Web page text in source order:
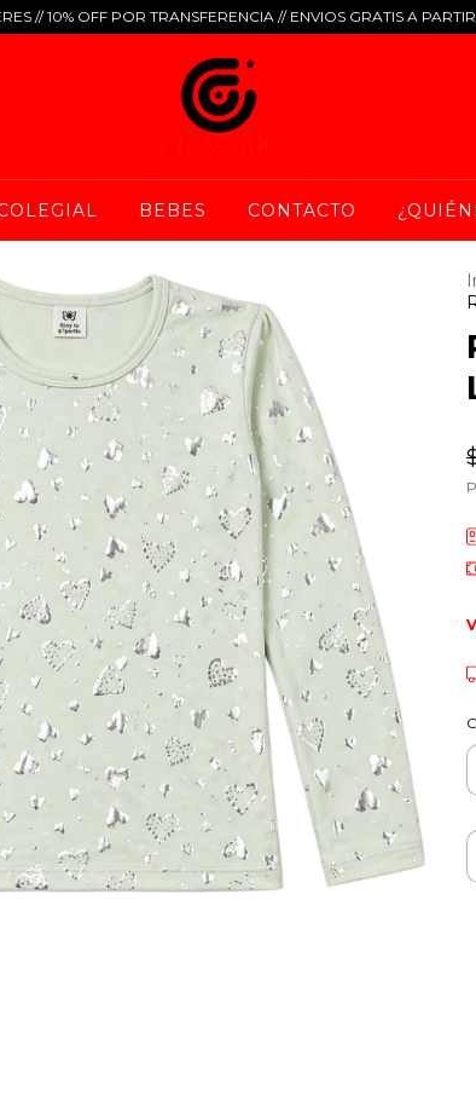
// 10% OFF POR TRANSFERENCIA // ENVIOS GRATIS A
BEBES CONTACTO